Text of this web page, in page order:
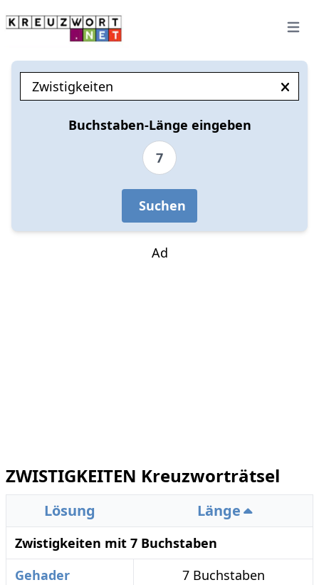
Open
Buchstaben-Länge eingeben
7
Suchen
Ad
ZWISTIGKEITEN Kreuzworträtsel
Lösung Länge
Zwistigkeiten mit 7 Buchstaben
Gehader
7 Buchstaben